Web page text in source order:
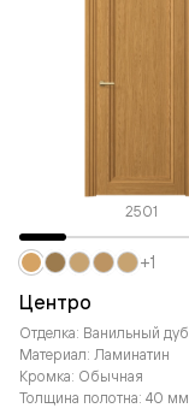
2501
Центро
Отделка: Ванильный дуб
Материал: Ламинатин
Кромка: Обычная
Толщина полотна: 40 мм
+1